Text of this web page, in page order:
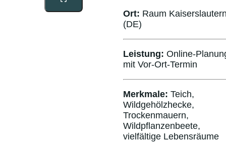
Ort: Raum
(DE)
Leistung: Online-
mit Vor-Ort-Termin
Merkmale: Teich,
Wildgehölzhecke,
Trockenmauern,
Wildpflanzenbeete,
vielfältige Lebensräume